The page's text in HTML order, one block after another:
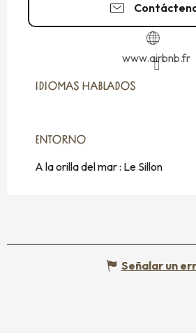
www.airbnb.fr
IDIOMAS HABLADOS
IDIOMAS HABLADOS
ENTORNO
ENTORNO
A la orilla del mar : Le Sillon
Señalar un